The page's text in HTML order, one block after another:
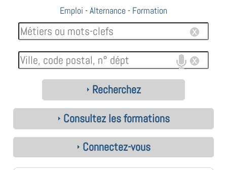
Emploi -Alternance - Formation
Recherchez
Consultez les formations
Connectez-vous